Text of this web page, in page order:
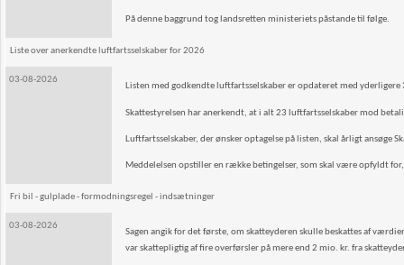
På denne baggrund tog landsretten ministeriets påstande til følge.
Liste over anerkendte luftfartsselskaber for 2026
03-08-2026
Listen med godkendte luftfartsselskaber er opdateret med yderligere
Skattestyrelsen har anerkendt, at i alt 23 luftfartsselskaber mod
Luftfartsselskaber, der ønsker optagelse på listen, skal årligt ansøge
Meddelelsen opstiller en række betingelser, som skal være opfyldt
Fri bil - gulplade - formodningsregel - indsætninger
03-08-2026
Sagen angik for det første, om skatteyderen skulle beskattes af
var skattepligtig af fire overførsler på mere end 2 mio. kr. fra